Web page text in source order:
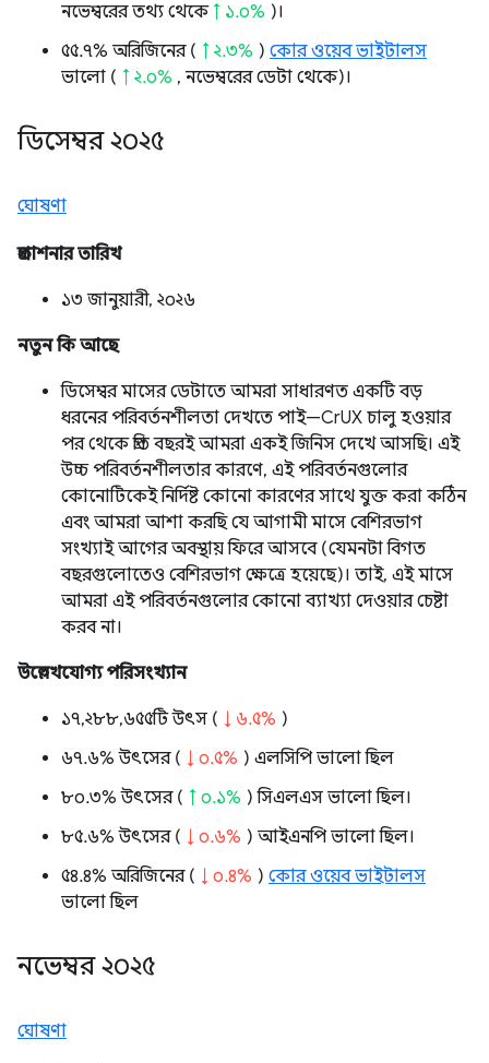
নভেম্বরের তথ্য থেকে ↑ ১.০% )।
৫৫.৭% অরিজিনের ( ↑ ২.৩% ) কোর ওয়েব ভাইটালস
ভালো ( ↑ ২.০% , নভেম্বরের ডেটা থেকে)।
ডিসেম্বর ২০২৫
ঘোষণা
প্রকাশনার তারিখ
১৩ জানুয়ারী, ২০২৬
নতুন কি আছে
ডিসেম্বর মাসের ডেটাতে আমরা সাধারণত একটি বড়
ধরনের পরিবর্তনশীলতা দেখতে পাই—CrUX চালু হওয়ার
পর থেকে প্রতি বছরই আমরা একই জিনিস দেখে আসছি। এই
উচ্চ পরিবর্তনশীলতার কারণে, এই পরিবর্তনগুলোর
কোনোটিকেই নির্দিষ্ট কোনো কারণের সাথে যুক্ত করা কঠিন
এবং আমরা আশা করছি যে আগামী মাসে বেশিরভাগ
সংখ্যাই আগের অবস্থায় ফিরে আসবে (যেমনটা বিগত
বছরগুলোতেও বেশিরভাগ ক্ষেত্রে হয়েছে)। তাই, এই মাসে
আমরা এই পরিবর্তনগুলোর কোনো ব্যাখ্যা দেওয়ার চেষ্টা
করব না।
উল্লেখযোগ্য পরিসংখ্যান
১৭,২৮৮,৬৫৫টি উৎস ( ↓ ৬.৫% )
৬৭.৬% উৎসের ( ↓ ০.৫% ) এলসিপি ভালো ছিল
৮০.৩% উৎসের ( ↑ ০.১% ) সিএলএস ভালো ছিল।
৮৫.৬% উৎসের ( ↓ ০.৬% ) আইএনপি ভালো ছিল।
৫৪.৪% অরিজিনের ( ↓ ০.৪% ) কোর ওয়েব ভাইটালস
ভালো ছিল
নভেম্বর ২০২৫
ঘোষণা